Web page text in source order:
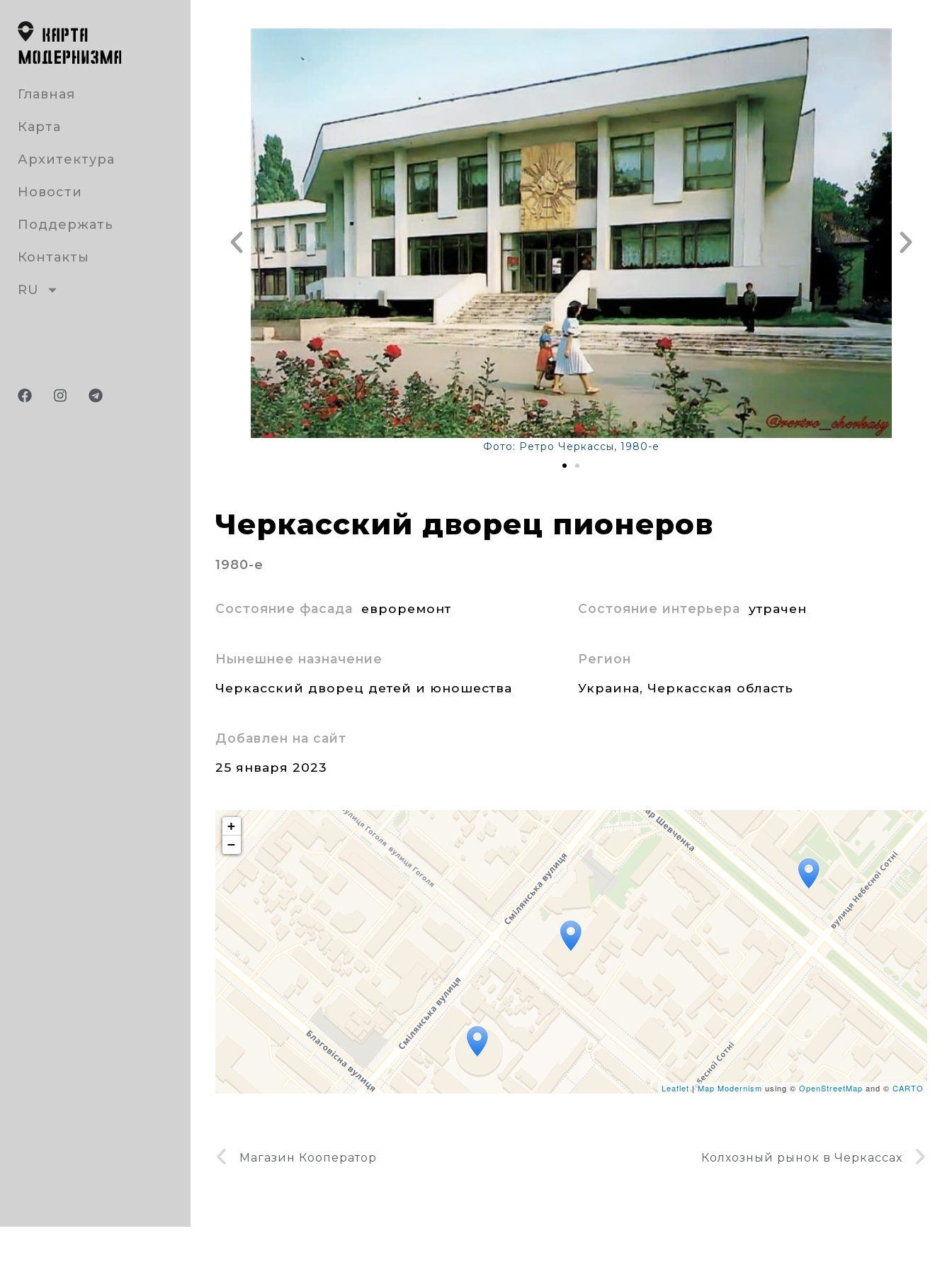
Главная
Карта
Архитектура
Новости
Поддержать
Контакты
RU
Фото: Ретро Черкассы, 1980-е
Черкасский дворец пионеров
1980-е
Состояние фасада евроремонт Состояние интерьераутрачен
Нынешнее назначение
Черкасский дворец детей и юношества
Регион
Украина, Черкасская область
Добавлен на сайт
25 января 2023
Travelers' Map is loading...
If you see this after your page is loaded completely, leafletJS files are missing.
+
−
Leaflet|Map Modernism using © OpenStreetMap and © CARTO
Магазин Кооператор Колхозный рынок в Черкассах